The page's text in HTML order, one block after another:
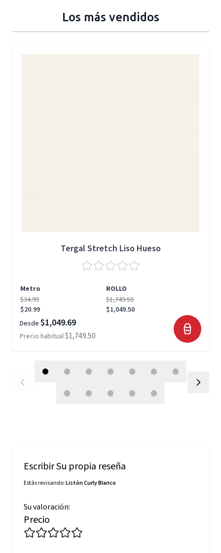
Los más vendidos
Tergal Stretch Liso Hueso
Metro
ROLLO
$34.99
$20.99
$1,749.50
$1,049.50
Desde $1,049.69
Precio habitual$1,749.50
Escribir Su propia reseña
Estás revisando:Listón Curly Blanco
Su valoración:
Precio